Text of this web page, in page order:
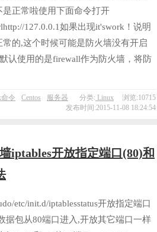
正常啦使用下面命令打开
127.0.0.1如果出现it'swork！说明
常的,这个时候可能是防火墙没有开启
认使用的是firewall作为防火墙，将防
令 Centos 服务器 分类: Linux
浏览:10715
发布时间:2015-11-08 18:24:54
iptables开放指定端口(80)和
etc/init.d/iptablesstatus开放指定端口
据包从80端口进入,开放其它端口一样